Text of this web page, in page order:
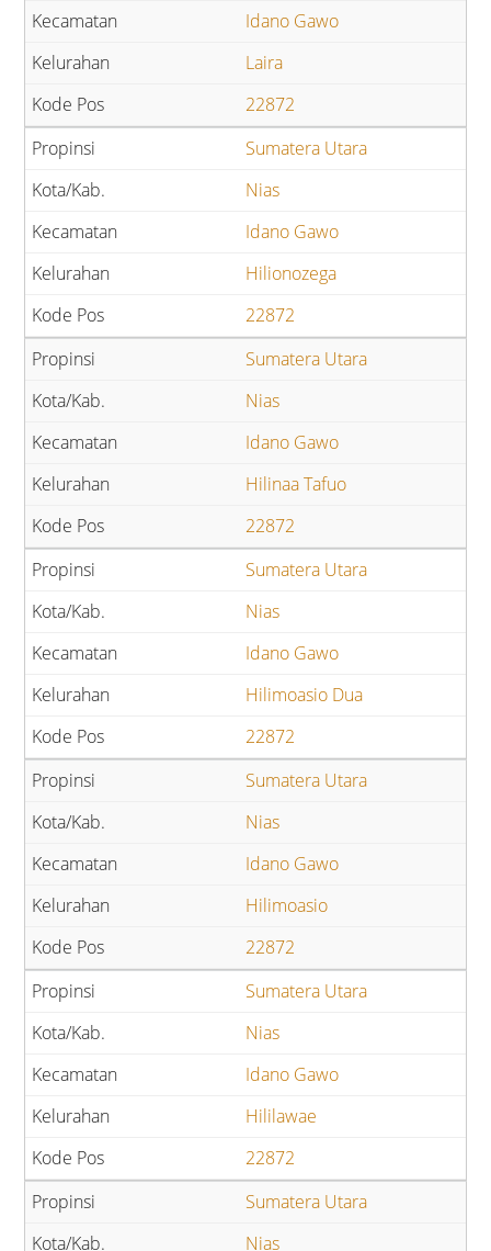
Idano Gawo
Laira
22872
Sumatera Utara
Nias
Idano Gawo
Hilionozega
22872
Sumatera Utara
Nias
Idano Gawo
Hilinaa Tafuo
22872
Sumatera Utara
Nias
Idano Gawo
Hilimoasio Dua
22872
Sumatera Utara
Nias
Idano Gawo
Hilimoasio
22872
Sumatera Utara
Nias
Idano Gawo
Hililawae
22872
Sumatera Utara
Nias